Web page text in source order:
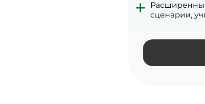
сценарии,